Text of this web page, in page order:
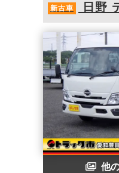
新古車 日野
他